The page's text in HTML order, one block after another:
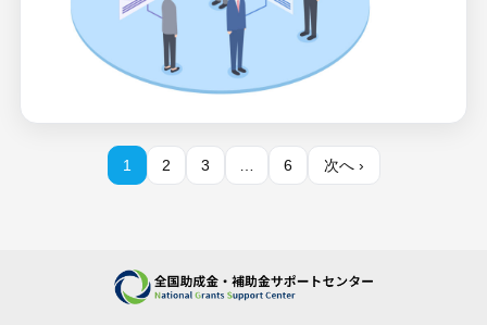
1 2 3 6 次へ ›